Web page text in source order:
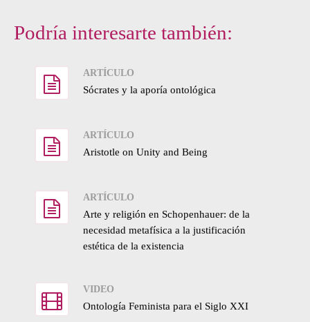
Podría interesarte también:
ARTÍCULO
Sócrates y la aporía ontológica
ARTÍCULO
Aristotle on Unity and Being
ARTÍCULO
Arte y religión en Schopenhauer: de la
necesidad metafísica a la justificación
estética de la existencia
VIDEO
Ontología Feminista para el Siglo XXI